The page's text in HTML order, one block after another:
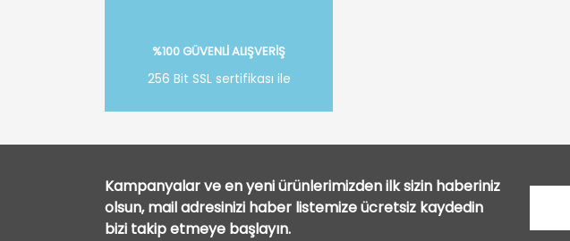
%100 GÜVENLİ ALIŞVERİŞ
256 Bit SSL sertifikası ile
Kampanyalar ve en yeni ürünlerimizden ilk sizin haberiniz
olsun, mail adresinizi haber listemize ücretsiz kaydedin
bizi takip etmeye başlayın.